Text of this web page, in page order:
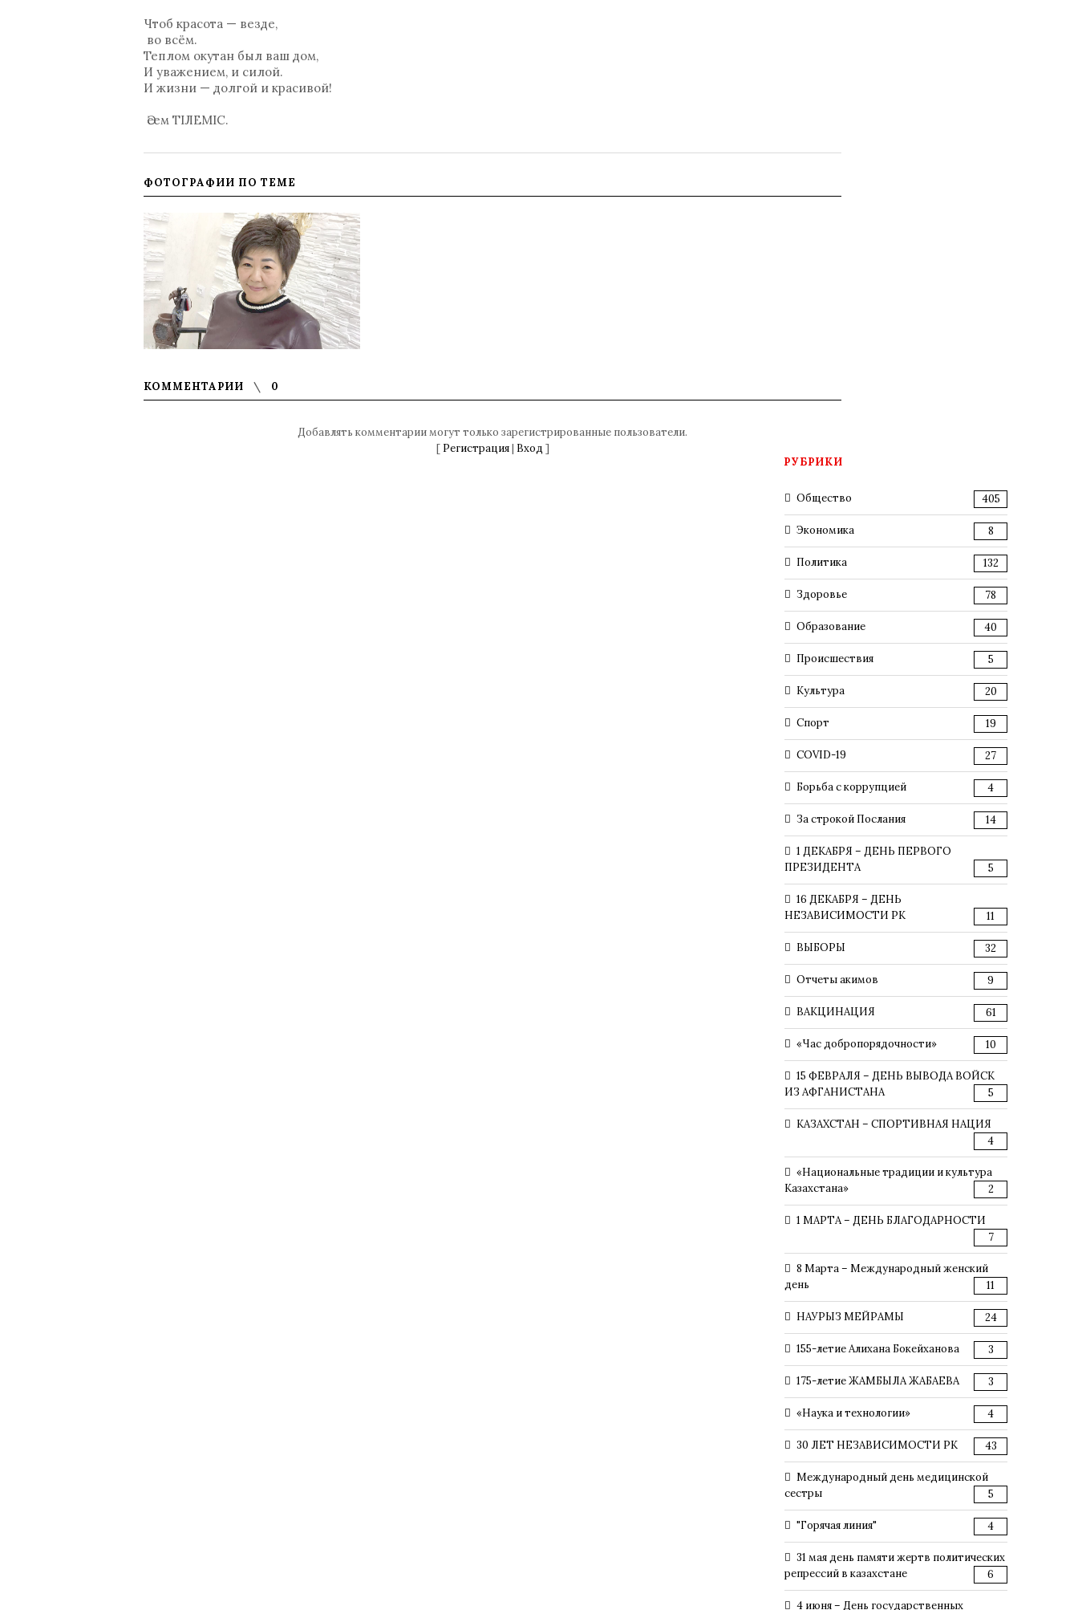
Чтоб красота — везде,
во всём.
Теплом окутан был ваш дом,
И уважением, и силой.
И жизни — долгой и красивой!
Әсем ТІЛЕМІС.
ФОТОГРАФИИ ПО ТЕМЕ
КОММЕНТАРИИ 0
Добавлять комментарии могут только зарегистрированные пользователи.
[ Регистрация| Вход ]
РУБРИКИ
Общество 405
Экономика 8
Политика 132
Здоровье 78
Образование 40
Происшествия 5
Культура 20
Спорт 19
COVID-19 27
Борьба с коррупцией 4
За строкой Послания 14
1 ДЕКАБРЯ – ДЕНЬ ПЕРВОГО
ПРЕЗИДЕНТА
5
16 ДЕКАБРЯ – ДЕНЬ
НЕЗАВИСИМОСТИ РК
11
ВЫБОРЫ 32
Отчеты акимов 9
ВАКЦИНАЦИЯ 61
«Час добропорядочности» 10
15 ФЕВРАЛЯ – ДЕНЬ ВЫВОДА ВОЙСК
ИЗ АФГАНИСТАНА
5
КАЗАХСТАН – СПОРТИВНАЯ НАЦИЯ
4
«Национальные традиции и культура
Казахстана»
2
1 МАРТА – ДЕНЬ БЛАГОДАРНОСТИ
7
8 Марта – Международный женский
день
11
НАУРЫЗ МЕЙРАМЫ 24
155-летие Алихана Бокейханова 3
175-летие ЖАМБЫЛА ЖАБАЕВА 3
«Наука и технологии» 4
30 ЛЕТ НЕЗАВИСИМОСТИ РК 43
Международный день медицинской
сестры
5
"Горячая линия" 4
31 мая день памяти жертв политических
репрессий в казахстане
6
4 июня – День государственных